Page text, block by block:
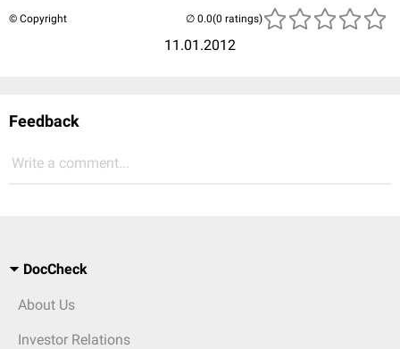
© Copyright
11.01.2012
(0 ratings)
Feedback
Write a comment...
DocCheck
About Us
Investor Relations